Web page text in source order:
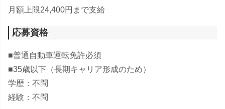
月額上限24,400円まで支給
応募資格
■普通自動車運転免許必須
■35歳以下（長期キャリア形成のため）
学歴：不問
経験：不問